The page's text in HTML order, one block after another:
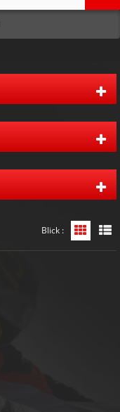
Blick : Grid-